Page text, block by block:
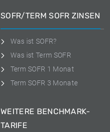
SOFR/TERM SOFR ZINSEN
Was ist SOFR?
Was ist Term SOFR
Term SOFR 1 Monat
Term SOFR 3 Monate
WEITERE BENCHMARK-
TARIFE